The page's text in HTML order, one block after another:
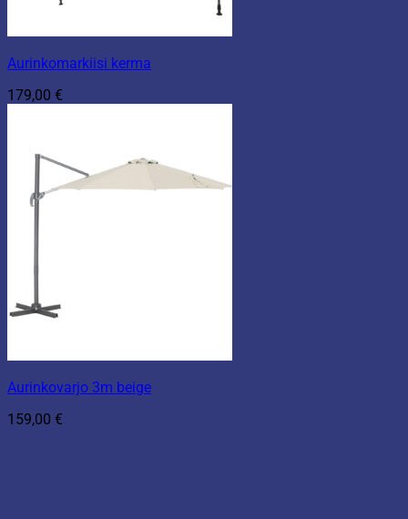
Aurinkomarkiisi kerma
179,00 €
Aurinkovarjo 3m beige
159,00 €